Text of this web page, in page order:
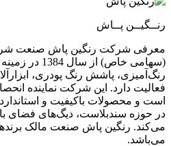
رنــگیــن پــاش
معرفی شرکت رنگین پاش صنعت
(سهامی خاص) از
رنگ‌آمیزی، پاشش رنگ پودری،
است و محصولات باکیفیت و
در حوزه سندبلاست، دیگ‌های فضای
می‌باشد.